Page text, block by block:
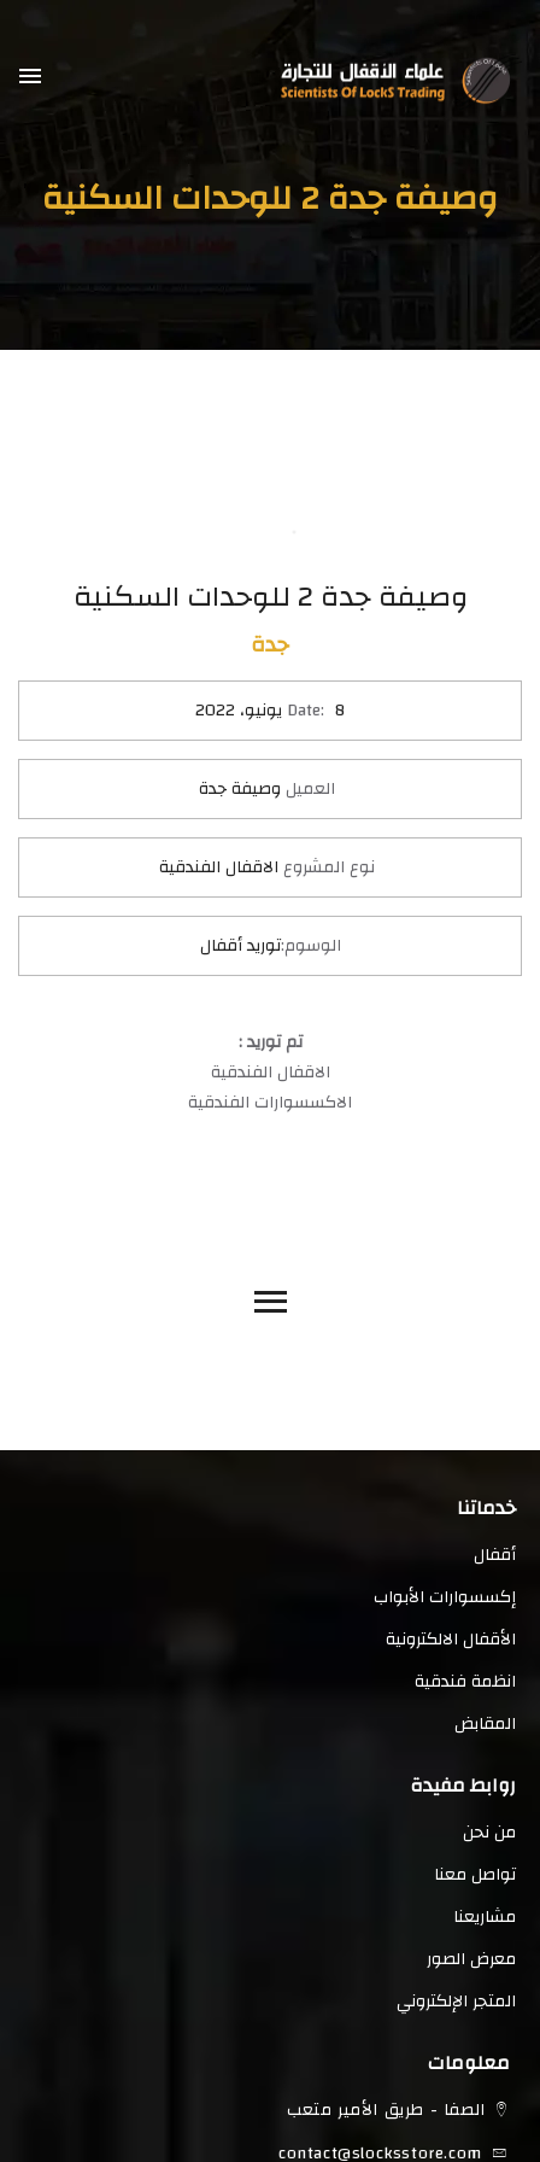
وصيفة جدة 2 للوحدات السكنية
وصيفة جدة 2 للوحدات السكنية
جدة
Date: 8 يونيو، 2022
العميل وصيفة جدة
نوع المشروع الاقفال الفندقية
الوسوم:توريد أقفال
تم توريد :
الاقفال الفندقية
الاكسسوارات الفندقية
خدماتنا
أقفال
إكسسوارات الأبواب
الأقفال الالكترونية
انظمة فندقية
المقابض
روابط مفيدة
من نحن
تواصل معنا
مشاريعنا
معرض الصور
المتجر الإلكتروني
معلومات
الصفا - طريق الأمير متعب